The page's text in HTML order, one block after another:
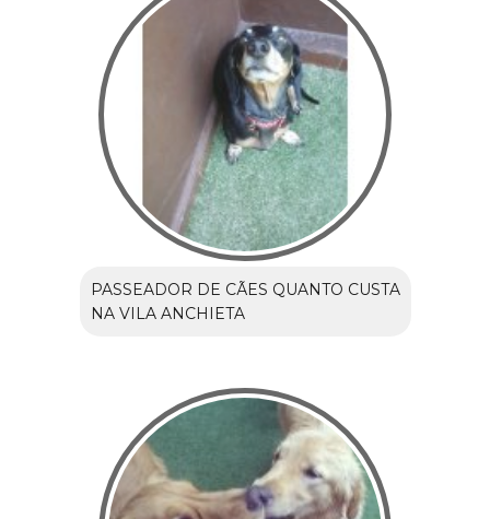
PASSEADOR DE CÃES QUANTO CUSTA
NA VILA ANCHIETA